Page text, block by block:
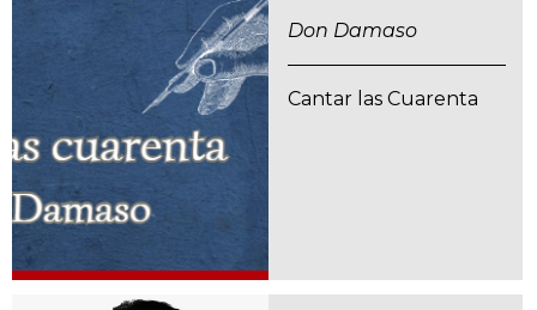
Don Damaso
Cantar las Cuarenta